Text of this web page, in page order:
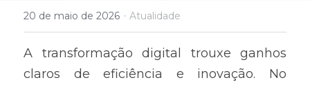
20 de maio de 2026 · Atualidade
A transformação digital trouxe ganhos
claros de eficiência e inovação. No